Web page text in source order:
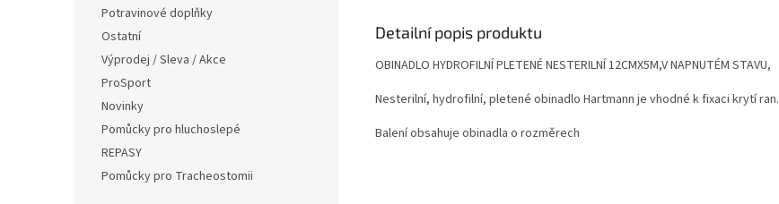
Potravinové doplňky
Ostatní
Výprodej / Sleva / Akce
ProSport
Novinky
Pomůcky pro hluchoslepé
REPASY
Pomůcky pro Tracheostomii
Detailní popis produktu
OBINADLO HYDROFILNÍ PLETENÉ NESTERILNÍ 12CMX5M,V NAPNUTÉM STAVU,
Nesterilní, hydrofilní, pletené obinadlo Hartmann je vhodné k fixaci krytí ran.
Balení obsahuje obinadla o rozměrech